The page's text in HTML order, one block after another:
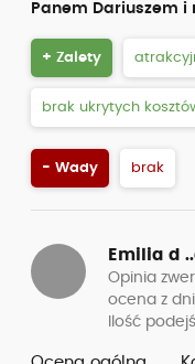
Panem Dariuszem i
+ Zalety
brak ukrytych
- Wady brak
Emilia d
Opinia
ocena z
Ilość